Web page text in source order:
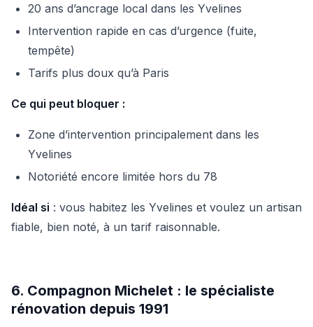
20 ans d’ancrage local dans les Yvelines
Intervention rapide en cas d’urgence (fuite,
tempête)
Tarifs plus doux qu’à Paris
Ce qui peut bloquer :
Zone d’intervention principalement dans les
Yvelines
Notoriété encore limitée hors du 78
Idéal si : vous habitez les Yvelines et voulez un artisan
fiable, bien noté, à un tarif raisonnable.
6. Compagnon Michelet : le spécialiste
rénovation depuis 1991